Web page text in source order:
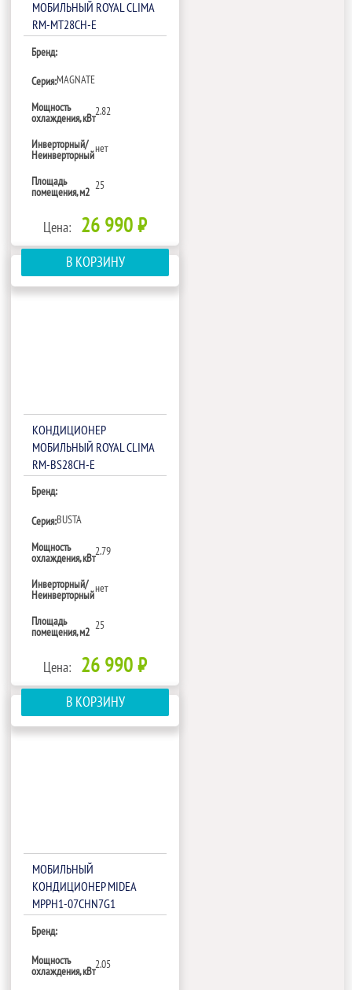
МОБИЛЬНЫЙ ROYAL CLIMA
RM-MT28CH-E
Бренд:
Серия:MAGNATE
Мощность
охлаждения, кВт
2.82
Инверторный/
Неинверторный
нет
Площадь
помещения, м2
25
Цена: 26 990 ₽
В КОРЗИНУ
КОНДИЦИОНЕР
МОБИЛЬНЫЙ ROYAL CLIMA
RM-BS28CH-E
Бренд:
Серия:BUSTA
Мощность
охлаждения, кВт
2.79
Инверторный/
Неинверторный
нет
Площадь
помещения, м2
25
Цена: 26 990 ₽
В КОРЗИНУ
МОБИЛЬНЫЙ
КОНДИЦИОНЕР MIDEA
MPPH1-07СHN7G1
Бренд:
Мощность
охлаждения, кВт
2.05